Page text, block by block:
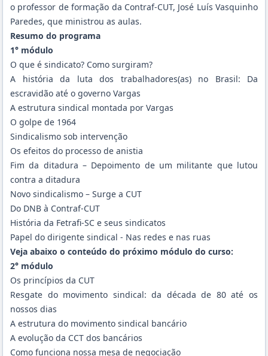
o professor de formação da Contraf-CUT, José Luís Vasquinho
Paredes, que ministrou as aulas.
Resumo do programa
1° módulo
O que é sindicato? Como surgiram?
A história da luta dos trabalhadores(as) no Brasil: Da
escravidão até o governo Vargas
A estrutura sindical montada por Vargas
O golpe de 1964
Sindicalismo sob intervenção
Os efeitos do processo de anistia
Fim da ditadura – Depoimento de um militante que lutou
contra a ditadura
Novo sindicalismo – Surge a CUT
Do DNB à Contraf-CUT
História da Fetrafi-SC e seus sindicatos
Papel do dirigente sindical - Nas redes e nas ruas
Veja abaixo o conteúdo do próximo módulo do curso:
2° módulo
Os princípios da CUT
Resgate do movimento sindical: da década de 80 até os
nossos dias
A estrutura do movimento sindical bancário
A evolução da CCT dos bancários
Como funciona nossa mesa de negociação